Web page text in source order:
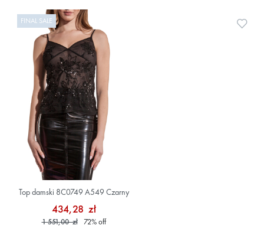
FINAL SALE
Top damski 8C0749 A549 Czarny
434,28 zł
1 551,00 zł 72%off